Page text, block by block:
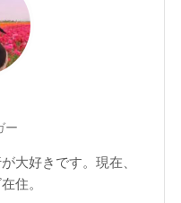
ー
大好きです。現在、
住。